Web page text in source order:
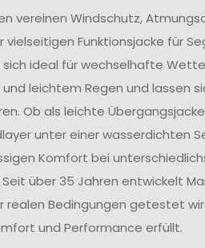
vereinen Windschutz,
vielseitigen Funktionsjacke für
sich ideal für wechselhafte
leichtem Regen und lassen
Ob als leichte
unter einer wasserdichten
Komfort bei
über 35 Jahren entwickelt
realen Bedingungen getestet
und Performance erfüllt.